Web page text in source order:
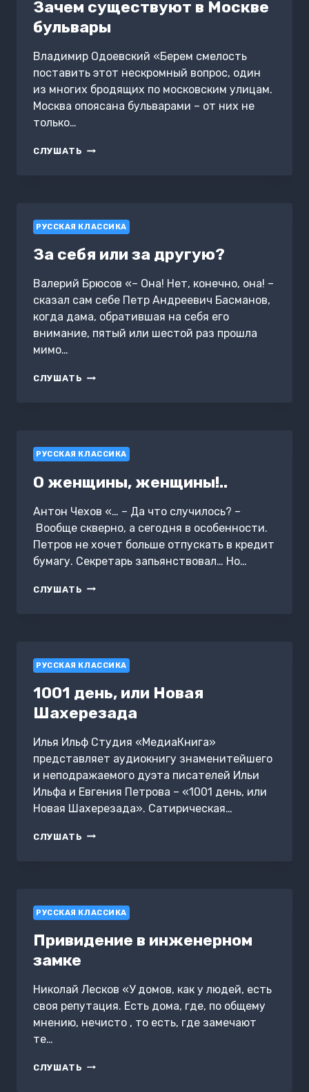
Зачем существуют в Москве
бульвары
Владимир Одоевский «Берем смелость
поставить этот нескромный вопрос, один
из многих бродящих по московским улицам.
Москва опоясана бульварами – от них не
только…
СЛУШАТЬ ЗАЧЕМ
РУССКАЯ КЛАССИКА
За себя или за другую?
Валерий Брюсов «– Она! Нет, конечно, она! –
сказал сам себе Петр Андреевич Басманов,
когда дама, обратившая на себя его
внимание, пятый или шестой раз прошла
мимо…
СЛУШАТЬ ЗА СЕБЯ
РУССКАЯ КЛАССИКА
О женщины, женщины!..
Антон Чехов «… – Да что случилось? –
Вообще скверно, а сегодня в особенности.
Петров не хочет больше отпускать в кредит
бумагу. Секретарь запьянствовал… Но…
СЛУШАТЬ О
РУССКАЯ КЛАССИКА
1001 день, или Новая
Шахерезада
Илья Ильф Студия «МедиаКнига»
представляет аудиокнигу знаменитейшего
и неподражаемого дуэта писателей Ильи
Ильфа и Евгения Петрова – «1001 день, или
Новая Шахерезада». Сатирическая…
СЛУШАТЬ 1001
РУССКАЯ КЛАССИКА
Привидение в инженерном
замке
Николай Лесков «У домов, как у людей, есть
своя репутация. Есть дома, где, по общему
мнению, нечисто , то есть, где замечают
те…
СЛУШАТЬ ПРИВИДЕНИЕ